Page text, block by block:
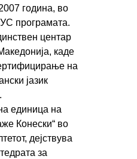
година, во
програмата.
центар
каде
на
јазик
единица на
Конески“ во
дејствува
за